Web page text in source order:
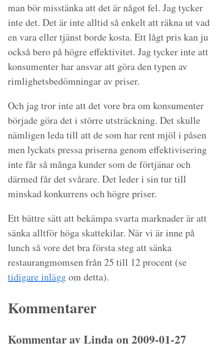
man bör misstänka att det är något fel. Jag tycker
inte det. Det är inte alltid så enkelt att räkna ut vad
en vara eller tjänst borde kosta. Ett lågt pris kan ju
också bero på högre effektivitet. Jag tycker inte att
konsumenter har ansvar att göra den typen av
rimlighetsbedömningar av priser.
Och jag tror inte att det vore bra om konsumenter
började göra det i större utsträckning. Det skulle
nämligen leda till att de som har rent mjöl i påsen
men lyckats pressa priserna genom effektivisering
inte får så många kunder som de förtjänar och
därmed får det svårare. Det leder i sin tur till
minskad konkurrens och högre priser.
Ett bättre sätt att bekämpa svarta marknader är att
sänka alltför höga skattekilar. När vi är inne på
lunch så vore det bra första steg att sänka
restaurangmomsen från 25 till 12 procent (se
tidigare inläggom detta).
Kommentarer
Kommentar av Linda on 2009-01-27